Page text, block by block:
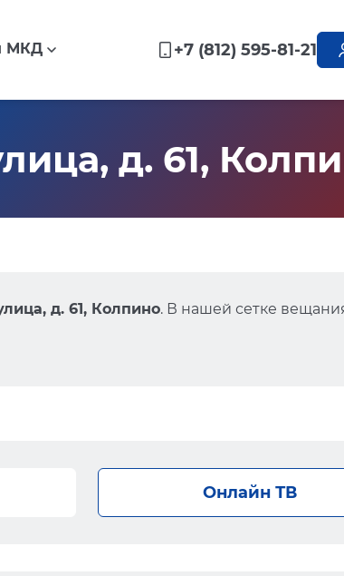
МКД +7 (812) 595-81-21
д. 61,
д. 61, Колпино. В нашей сетке
Онлайн ТВ